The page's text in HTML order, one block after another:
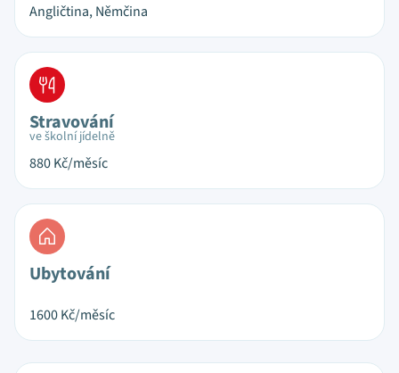
Angličtina, Němčina
Stravování
ve školní jídelně
880Kč/měsíc
Ubytování
1600Kč/měsíc